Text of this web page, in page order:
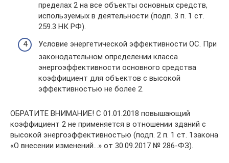
пределах 2 на все объекты основных средств,
используемых в деятельности (подп. 3 п. 1 ст.
259.3 НК РФ).
Условие энергетической эффективности ОС. При
законодательном определении класса
энергоэффективности основного средства
коэффициент для объектов с высокой
эффективностью не более 2.
ОБРАТИТЕ ВНИМАНИЕ! С 01.01.2018 повышающий
коэффициент 2 не применяется в отношении зданий с
высокой энергоэффективностью (подп. 2 п. 1 ст. 1закона
«О внесении изменений…» от 30.09.2017 № 286-ФЗ).